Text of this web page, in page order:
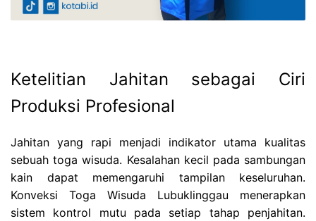
Ketelitian Jahitan sebagai Ciri
Produksi Profesional
Jahitan yang rapi menjadi indikator utama kualitas
sebuah toga wisuda. Kesalahan kecil pada sambungan
kain dapat memengaruhi tampilan keseluruhan.
Konveksi Toga Wisuda Lubuklinggau menerapkan
sistem kontrol mutu pada setiap tahap penjahitan.